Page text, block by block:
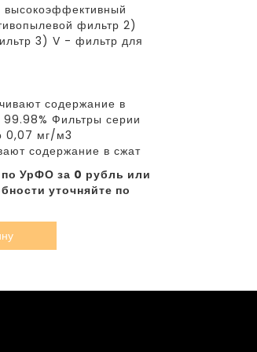
фильтр 2)
3) V - фильтр для
содержание в
Фильтры серии
0,07 мг/м3
содержание в сжат
по УрФО за 0 рубль или
уточняйте по